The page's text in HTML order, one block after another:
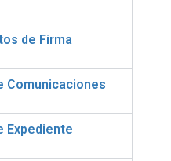
de Firma
Comunicaciones
Expediente